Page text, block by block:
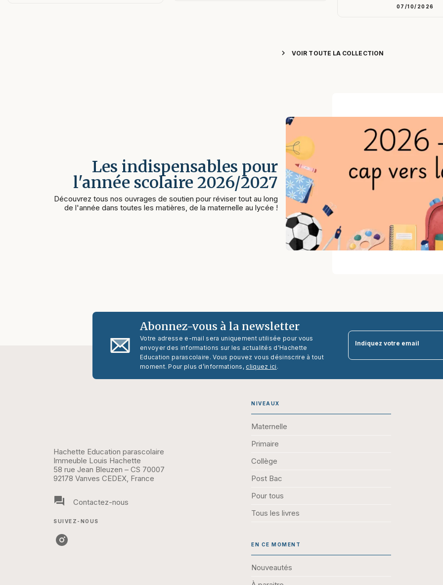
07/10/2026
chevron_right VOIR TOUTE LA COLLECTION
Les indispensables pour
l'année scolaire 2026/2027
Découvrez tous nos ouvrages de soutien pour réviser tout au long
de l'année dans toutes les matières, de la maternelle au lycée !
Abonnez-vous à la newsletter
Votre adresse e-mail sera uniquement utilisée pour vous
envoyer des informations sur les actualités d'Hachette
Education parascolaire. Vous pouvez vous désinscrire à tout
moment. Pour plus d’informations, cliquez ici .
Indiquez votre email
Hachette Education parascolaire
Immeuble Louis Hachette
58 rue Jean Bleuzen – CS 70007
92178 Vanves CEDEX, France
question_answer Contactez-nous
SUIVEZ-NOUS
NIVEAUX
Maternelle
Primaire
Collège
Post Bac
Pour tous
Tous les livres
EN CE MOMENT
Nouveautés